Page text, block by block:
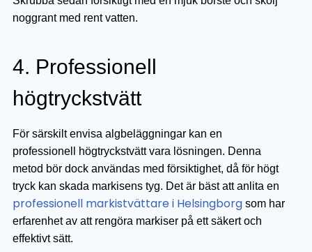
noggrant med rent vatten.
4. Professionell
högtryckstvätt
För särskilt envisa algbeläggningar kan en
professionell högtryckstvätt vara lösningen. Denna
metod bör dock användas med försiktighet, då för högt
tryck kan skada markisens tyg. Det är bäst att anlita en
professionell markistvättare i Helsingborgsom har
erfarenhet av att rengöra markiser på ett säkert och
effektivt sätt.